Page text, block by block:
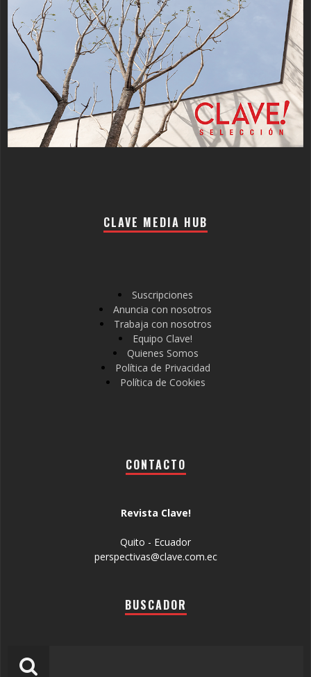
CLAVE MEDIA HUB
Suscripciones
Anuncia con nosotros
Trabaja con nosotros
Equipo Clave!
Quienes Somos
Política de Privacidad
Política de Cookies
CONTACTO
Revista Clave!
Quito - Ecuador
perspectivas@clave.com.ec
BUSCADOR